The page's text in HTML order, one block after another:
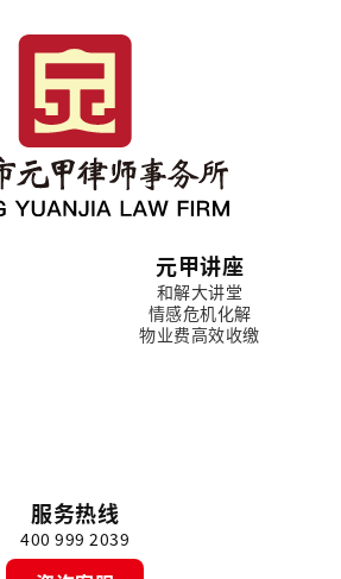
元甲讲座
和解大讲堂
情感危机化解
物业费高效收缴
服务热线
400 999 2039